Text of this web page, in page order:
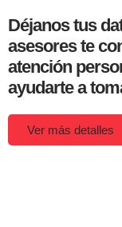
Déjanos tus
asesores te
atención
ayudarte a
Ver más detalles